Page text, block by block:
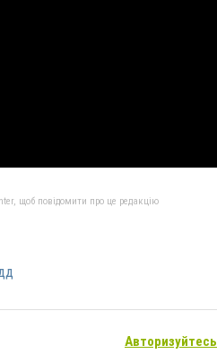
щоб повідомити про це редакцію
Авторизуйтесь